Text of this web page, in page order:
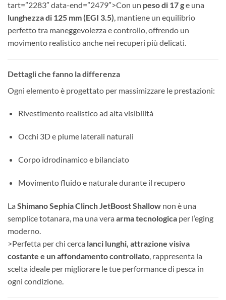
tart=”2283″ data-end=”2479″>Con un peso di 17 ge una
lunghezza di 125 mm (EGI 3.5) , mantiene un equilibrio
perfetto tra maneggevolezza e controllo, offrendo un
movimento realistico anche nei recuperi più delicati.
Dettagli che fanno la differenza
Ogni elemento è progettato per massimizzare le prestazioni:
Rivestimento realistico ad alta visibilità
Occhi 3D e piume laterali naturali
Corpo idrodinamico e bilanciato
Movimento fluido e naturale durante il recupero
La Shimano Sephia Clinch JetBoost Shallow non è una
semplice totanara, ma una vera arma tecnologica per l’eging
moderno.
>Perfetta per chi cerca lanci lunghi, attrazione visiva
costante e un affondamento controllato , rappresenta la
scelta ideale per migliorare le tue performance di pesca in
ogni condizione.